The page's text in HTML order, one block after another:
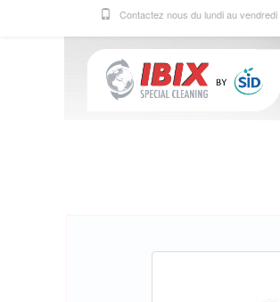
Contactez nous du lundi au